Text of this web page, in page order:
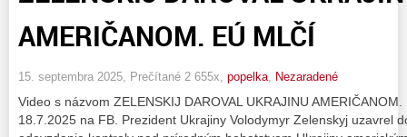
AMERIČANOM. EÚ MLČÍ
15. septembra 2025, Prečítané 2 655x, popelka, Nezaradené
Video s názvom ZELENSKIJ DAROVAL UKRAJINU
18.7.2025 na FB. Prezident Ukrajiny Volodymyr Zelenskyj uzavrel